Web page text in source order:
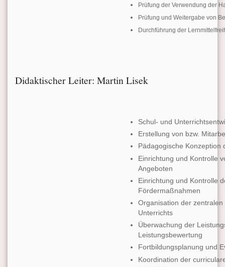
Prüfung der Verwendung der
Prüfung und Weitergabe von
Durchführung der
Didaktischer Leiter: Martin Lisek
Schul- und
Erstellung von bzw.
Pädagogische Konzeption
Einrichtung und Kontrolle
Angeboten
Einrichtung und Kontrolle
Fördermaßnahmen
Organisation der
Unterrichts
Überwachung der
Leistungsbewertung
Fortbildungsplanung und
Koordination der